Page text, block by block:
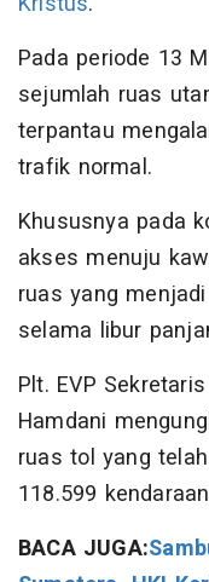
Pada periode 13
sejumlah ruas
terpantau
trafik normal.
Khususnya pada
akses menuju
ruas yang
selama libur
Plt. EVP
Hamdani
ruas tol yang
118.599
BACA JUGA: